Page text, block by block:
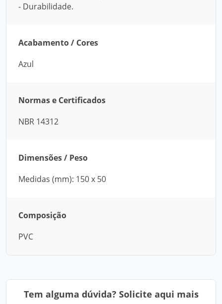
- Durabilidade.
Acabamento / Cores
Azul
Normas e Certificados
NBR 14312
Dimensões / Peso
Medidas (mm): 150 x 50
Composição
PVC
Tem alguma dúvida? Solicite aqui mais